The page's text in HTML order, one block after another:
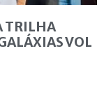
TRILHA
VOL